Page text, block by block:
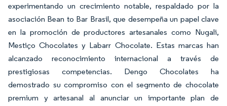
experimentando un crecimiento notable, respaldado por la
asociación Bean to Bar Brasil, que desempeña un papel clave
en la promoción de productores artesanales como Nugali,
Mestiço Chocolates y Labarr Chocolate. Estas marcas han
alcanzado reconocimiento internacional a través de
prestigiosas competencias. Dengo Chocolates ha
demostrado su compromiso con el segmento de chocolate
premium y artesanal al anunciar un importante plan de